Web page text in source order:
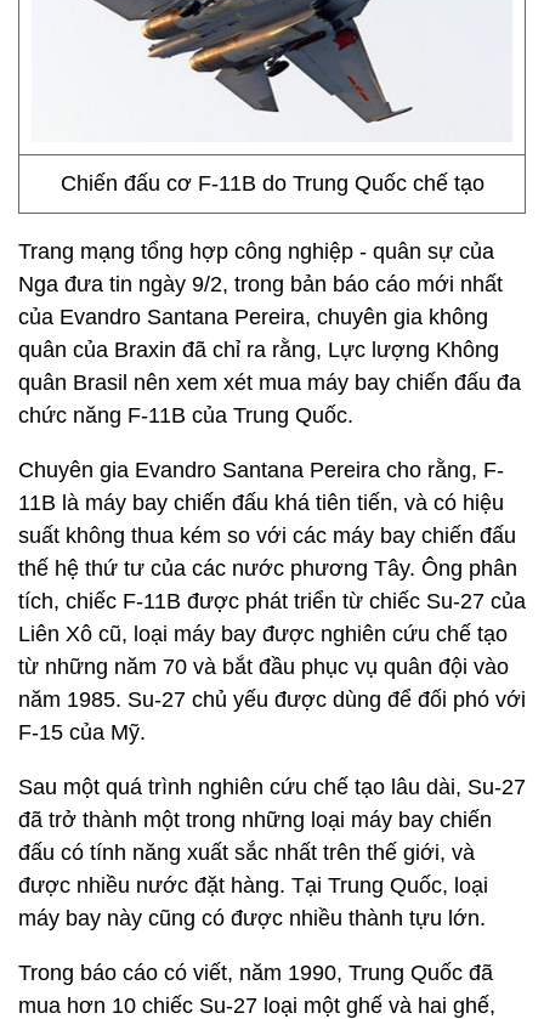
Chiến đấu cơ F-11B do Trung Quốc chế tạo
Trang mạng tổng hợp công nghiệp - quân sự của
Nga đưa tin ngày 9/2, trong bản báo cáo mới nhất
của Evandro Santana Pereira, chuyên gia không
quân của Braxin đã chỉ ra rằng, Lực lượng Không
quân Brasil nên xem xét mua máy bay chiến đấu đa
chức năng F-11B của Trung Quốc.
Chuyên gia Evandro Santana Pereira cho rằng, F-
11B là máy bay chiến đấu khá tiên tiến, và có hiệu
suất không thua kém so với các máy bay chiến đấu
thế hệ thứ tư của các nước phương Tây. Ông phân
tích, chiếc F-11B được phát triển từ chiếc Su-27 của
Liên Xô cũ, loại máy bay được nghiên cứu chế tạo
từ những năm 70 và bắt đầu phục vụ quân đội vào
năm 1985. Su-27 chủ yếu được dùng để đối phó với
F-15 của Mỹ.
Sau một quá trình nghiên cứu chế tạo lâu dài, Su-27
đã trở thành một trong những loại máy bay chiến
đấu có tính năng xuất sắc nhất trên thế giới, và
được nhiều nước đặt hàng. Tại Trung Quốc, loại
máy bay này cũng có được nhiều thành tựu lớn.
Trong báo cáo có viết, năm 1990, Trung Quốc đã
mua hơn 10 chiếc Su-27 loại một ghế và hai ghế,